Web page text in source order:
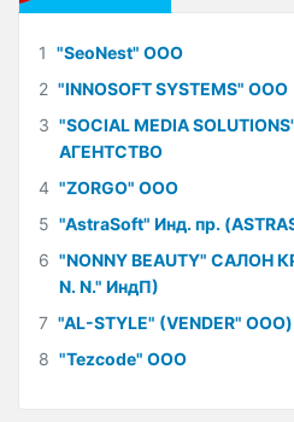
1 "SeoNest" ООО
2 "INNOSOFT SYSTEMS" ООО
3 "SOCIAL MEDIA
АГЕНТСТВО
4 "ZORGO" ООО
5 "AstraSoft" Инд. пр.
6 "NONNY BEAUTY" САЛОН
N. N." ИндП)
7 "AL-STYLE" (VENDER" ООО)
8 "Tezcode" ООО